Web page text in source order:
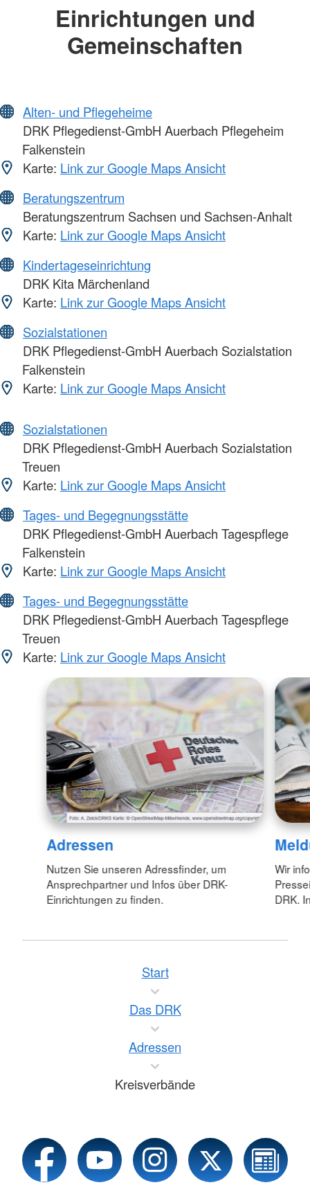
Einrichtungen und
Gemeinschaften
Alten- und Pflegeheime
DRK Pflegedienst-GmbH Auerbach Pflegeheim
Falkenstein
Karte: Link zur Google Maps Ansicht
Beratungszentrum
Beratungszentrum Sachsen und Sachsen-Anhalt
Karte: Link zur Google Maps Ansicht
Kindertageseinrichtung
DRK Kita Märchenland
Karte: Link zur Google Maps Ansicht
Sozialstationen
DRK Pflegedienst-GmbH Auerbach Sozialstation
Falkenstein
Karte: Link zur Google Maps Ansicht
Sozialstationen
DRK Pflegedienst-GmbH Auerbach Sozialstation
Treuen
Karte: Link zur Google Maps Ansicht
Tages- und Begegnungsstätte
DRK Pflegedienst-GmbH Auerbach Tagespflege
Falkenstein
Karte: Link zur Google Maps Ansicht
Tages- und Begegnungsstätte
DRK Pflegedienst-GmbH Auerbach Tagespflege
Treuen
Karte: Link zur Google Maps Ansicht
Adressen
Nutzen Sie unseren Adressfinder, um
Ansprechpartner und Infos über DRK-
Einrichtungen zu finden.
Wir
DRK.
Start
Das DRK
Adressen
Kreisverbände